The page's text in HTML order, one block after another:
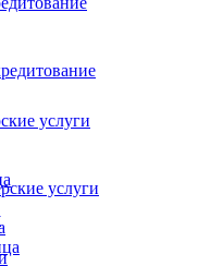
услуги
услуги